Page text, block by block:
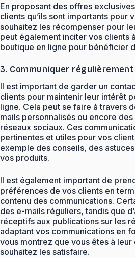
En proposant des offres
clients qu’ils sont importants pour
souhaitez les récompenser pour
peut également inciter vos clients
boutique en ligne pour bénéficier
3. Communiquer
Il est important de garder un
clients pour maintenir leur intérêt
ligne. Cela peut se faire à travers
mails personnalisés ou encore
réseaux sociaux. Ces
pertinentes et utiles pour vos
exemple des conseils, des
vos produits.
Il est également important de
préférences de vos clients en
contenu des communications.
des e-mails réguliers, tandis que
réceptifs aux publications sur les
adaptant vos communications en
vous montrez que vous êtes à
souhaitez les satisfaire.